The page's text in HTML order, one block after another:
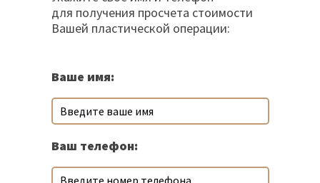
для получения просчета стоимости
Вашей пластической операции:
Ваше имя:
Ваш телефон: